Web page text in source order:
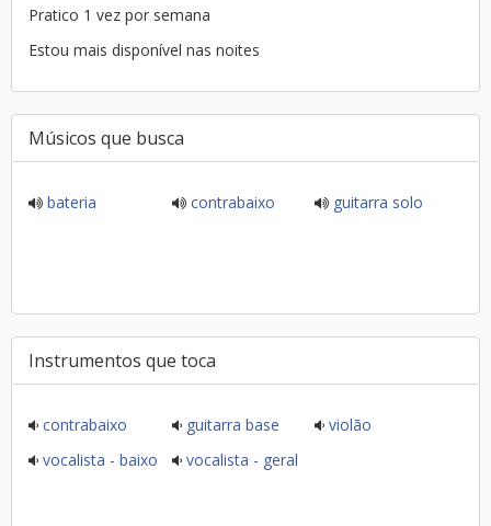
Pratico 1 vez por semana
Estou mais disponível nas noites
Músicos que busca
bateria contrabaixo guitarra solo
Instrumentos que toca
contrabaixo guitarra base
violão
vocalista - baixo
vocalista - geral